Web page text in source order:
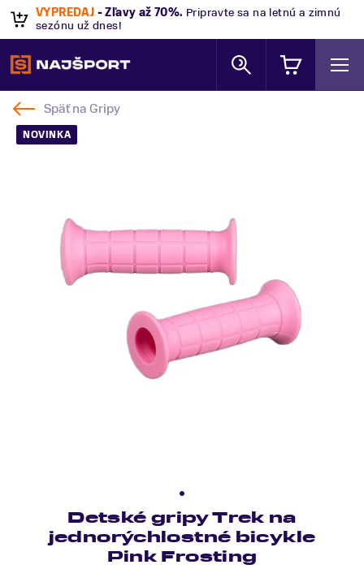
VÝPREDAJ - Zľavy až 70%. Pripravte sa na letnú a zimnú
sezónu už dnes!
Späť naGripy
NOVINKA
Detské gripy Trek na
jednorýchlostné bicykle
Pink Frosting